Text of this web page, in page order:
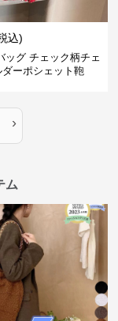
込)
ッグ チェック柄チェ
ーポシェット鞄
›
ム